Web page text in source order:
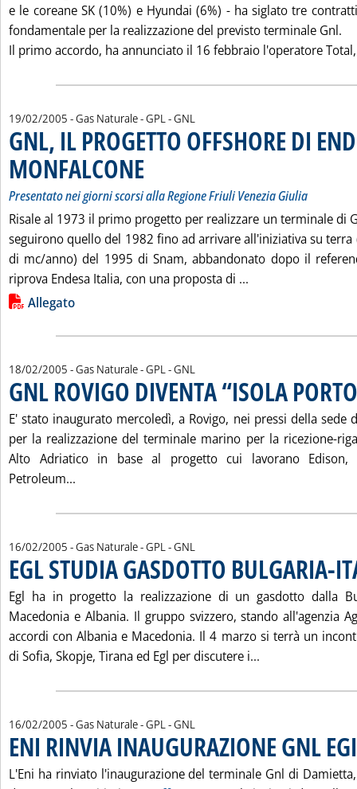
e le coreane SK (10%) e Hyundai (6%) - ha siglato tre
fondamentale per la realizzazione del previsto terminale Gnl.
Il primo accordo, ha annunciato il 16 febbraio l'operatore
19/02/2005 - Gas Naturale - GPL - GNL
GNL, IL PROGETTO OFFSHORE DI
MONFALCONE
Presentato nei giorni scorsi alla Regione Friuli Venezia Giulia
Risale al 1973 il primo progetto per realizzare un terminale di
seguirono quello del 1982 fino ad arrivare all'iniziativa su
di mc/anno) del 1995 di Snam, abbandonato dopo il
riprova Endesa Italia, con una proposta di ...
Lista allegati PDF alla notizia
Allegato
18/02/2005 - Gas Naturale - GPL - GNL
GNL ROVIGO DIVENTA “ISOLA
E' stato inaugurato mercoledì, a Rovigo, nei pressi della sede
per la realizzazione del terminale marino per la ricezione-
Alto Adriatico in base al progetto cui lavorano Edison,
Petroleum...
16/02/2005 - Gas Naturale - GPL - GNL
EGL STUDIA GASDOTTO BULGARIA-
Egl ha in progetto la realizzazione di un gasdotto dalla
Macedonia e Albania. Il gruppo svizzero, stando all'agenzia
accordi con Albania e Macedonia. Il 4 marzo si terrà un
di Sofia, Skopje, Tirana ed Egl per discutere i...
16/02/2005 - Gas Naturale - GPL - GNL
ENI RINVIA INAUGURAZIONE GNL
. Pubblicata mercoledì 16 febbraio 2005 alle 15.41.
L'Eni ha rinviato l'inaugurazione del terminale Gnl di